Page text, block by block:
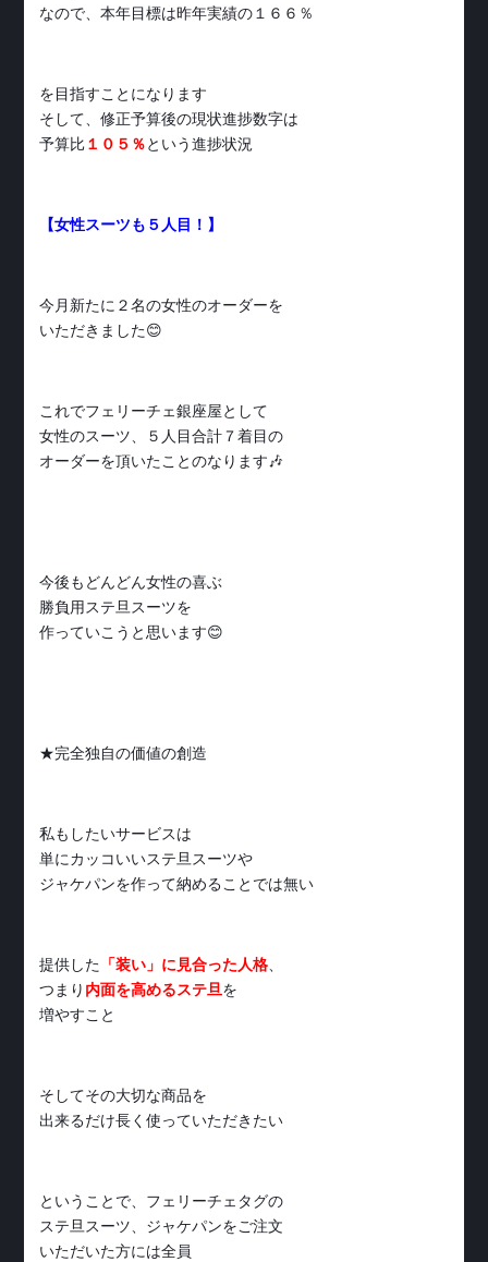
なので、本年目標は昨年実績の１６６％
を目指すことになります
そして、修正予算後の現状進捗数字は
予算比１０５％という進捗状況
【女性スーツも５人目！】
今月新たに２名の女性のオーダーを
いただきました😊
これでフェリーチェ銀座屋として
女性のスーツ、５人目合計７着目の
オーダーを頂いたことのなります🎶
今後もどんどん女性の喜ぶ
勝負用ステ旦スーツを
作っていこうと思います😊
★完全独自の価値の創造
私もしたいサービスは
単にカッコいいステ旦スーツや
ジャケパンを作って納めることでは無い
提供した 「装い」に見合った人格、
つまり 内面を高めるステ旦を
増やすこと
そしてその大切な商品を
出来るだけ長く使っていただきたい
ということで、フェリーチェタグの
ステ旦スーツ、ジャケパンをご注文
いただいた方には全員